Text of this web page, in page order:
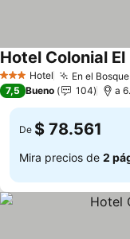
3 Estrellas
Hotel En el
Hotel Colonial
7,5 Bueno 104 a
De $ 78.561
Mira precios de 2